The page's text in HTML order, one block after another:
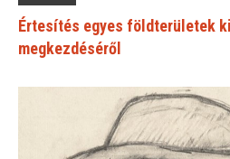
Értesítés egyes földterületek
megkezdéséről